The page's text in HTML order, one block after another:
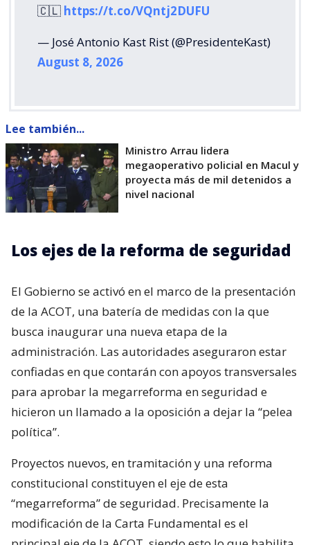
🇨🇱 https://t.co/VQntj2DUFU
— José Antonio Kast Rist (@PresidenteKast)
August 8, 2026
Lee también...
Ministro Arrau lidera
megaoperativo policial en Macul y
proyecta más de mil detenidos a
nivel nacional
Los ejes de la reforma de seguridad
El Gobierno se activó en el marco de la presentación
de la ACOT, una batería de medidas con la que
busca inaugurar una nueva etapa de la
administración. Las autoridades aseguraron estar
confiadas en que contarán con apoyos transversales
para aprobar la megarreforma en seguridad e
hicieron un llamado a la oposición a dejar la “pelea
política”.
Proyectos nuevos, en tramitación y una reforma
constitucional constituyen el eje de esta
“megarreforma” de seguridad. Precisamente la
modificación de la Carta Fundamental es el